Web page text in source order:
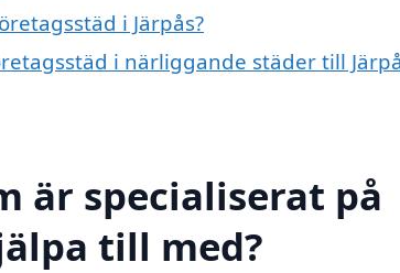
i Järpås?
i närliggande städer till
är specialiserat på
till med?